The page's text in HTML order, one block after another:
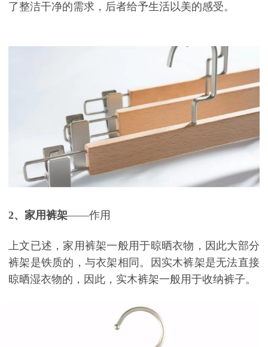
了整洁干净的需求，后者给予生活以美的感受。
2、家用裤架——作用
上文已述，家用裤架一般用于晾晒衣物，因此大部分
裤架是铁质的，与衣架相同。因实木裤架是无法直接
晾晒湿衣物的，因此，实木裤架一般用于收纳裤子。